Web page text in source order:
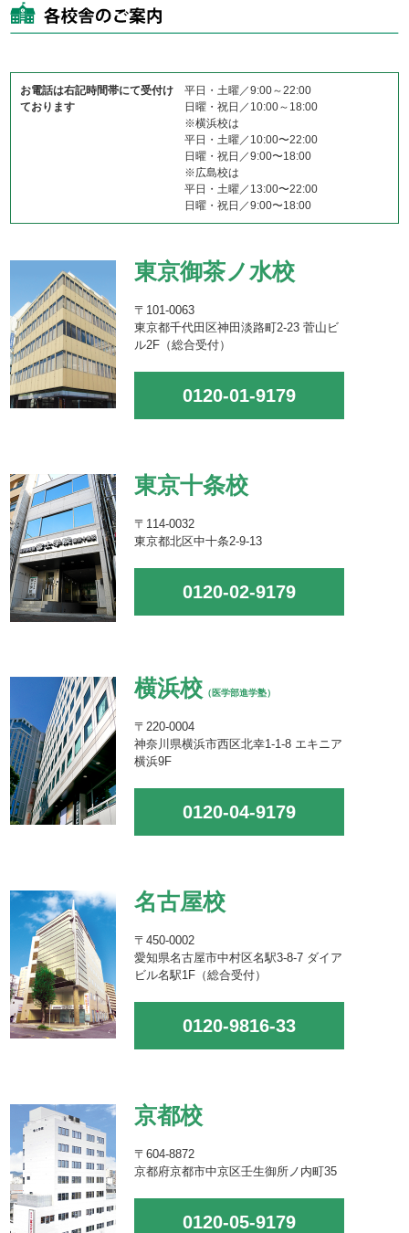
お電話は右記時間帯にて受付け
ております
平日・土曜／9:00～22:00
日曜・祝日／10:00～18:00
※横浜校は
平日・土曜／10:00〜22:00
日曜・祝日／9:00〜18:00
※広島校は
平日・土曜／13:00〜22:00
日曜・祝日／9:00〜18:00
東京御茶ノ水校
〒101-0063
東京都千代田区神田淡路町2-23 菅山ビ
ル2F（総合受付）
0120-01-9179
東京十条校
〒114-0032
東京都北区中十条2-9-13
0120-02-9179
横浜校 （医学部進学塾）
〒220-0004
神奈川県横浜市西区北幸1-1-8 エキニア
横浜9F
0120-04-9179
名古屋校
〒450-0002
愛知県名古屋市中村区名駅3-8-7 ダイア
ビル名駅1F（総合受付）
0120-9816-33
京都校
〒604-8872
京都府京都市中京区壬生御所ノ内町35
0120-05-9179